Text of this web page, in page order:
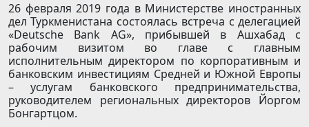
26 февраля 2019 года в Министерстве иностранных
дел Туркменистана состоялась встреча с делегацией
«Deutsche Bank AG», прибывшей в Ашхабад с
рабочим визитом во главе с главным
исполнительным директором по корпоративным и
банковским инвестициям Средней и Южной Европы
– услугам банковского предпринимательства,
руководителем региональных директоров Йоргом
Бонгартцом.